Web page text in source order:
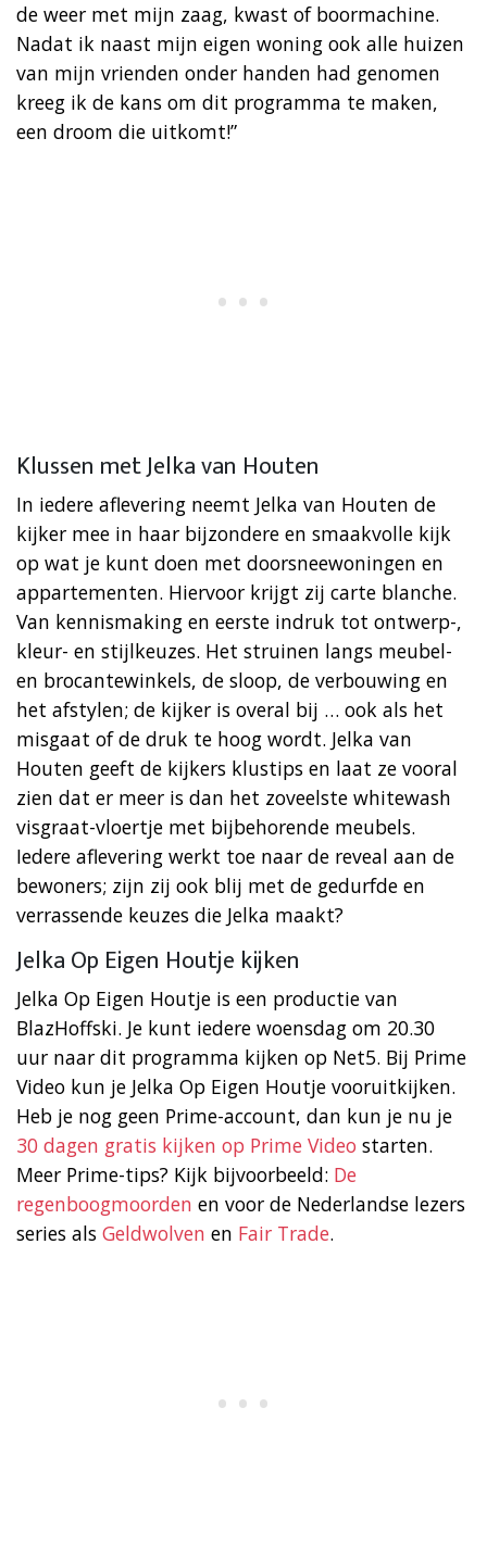
de weer met mijn zaag, kwast of boormachine.
Nadat ik naast mijn eigen woning ook alle huizen
van mijn vrienden onder handen had genomen
kreeg ik de kans om dit programma te maken,
een droom die uitkomt!”
Klussen met Jelka van Houten
In iedere aflevering neemt Jelka van Houten de
kijker mee in haar bijzondere en smaakvolle kijk
op wat je kunt doen met doorsneewoningen en
appartementen. Hiervoor krijgt zij carte blanche.
Van kennismaking en eerste indruk tot ontwerp-,
kleur- en stijlkeuzes. Het struinen langs meubel-
en brocantewinkels, de sloop, de verbouwing en
het afstylen; de kijker is overal bij … ook als het
misgaat of de druk te hoog wordt. Jelka van
Houten geeft de kijkers klustips en laat ze vooral
zien dat er meer is dan het zoveelste whitewash
visgraat-vloertje met bijbehorende meubels.
Iedere aflevering werkt toe naar de reveal aan de
bewoners; zijn zij ook blij met de gedurfde en
verrassende keuzes die Jelka maakt?
Jelka Op Eigen Houtje kijken
Jelka Op Eigen Houtje is een productie van
BlazHoffski. Je kunt iedere woensdag om 20.30
uur naar dit programma kijken op Net5. Bij Prime
Video kun je Jelka Op Eigen Houtje vooruitkijken.
Heb je nog geen Prime-account, dan kun je nu je
30 dagen gratis kijken op Prime Video starten.
Meer Prime-tips? Kijk bijvoorbeeld: De
regenboogmoorden en voor de Nederlandse lezers
series als Geldwolven en Fair Trade.